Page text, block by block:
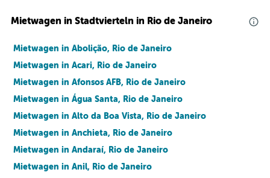
Mietwagen in Stadtvierteln in Rio de Janeiro
Mietwagen in Abolição, Rio de Janeiro
Mietwagen in Acari, Rio de Janeiro
Mietwagen in Afonsos AFB, Rio de Janeiro
Mietwagen in Água Santa, Rio de Janeiro
Mietwagen in Alto da Boa Vista, Rio de Janeiro
Mietwagen in Anchieta, Rio de Janeiro
Mietwagen in Andaraí, Rio de Janeiro
Mietwagen in Anil, Rio de Janeiro